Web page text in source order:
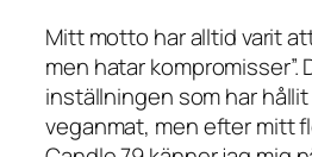
Mitt motto har alltid varit
men hatar kompromisser”.
inställningen som har
veganmat, men efter mitt